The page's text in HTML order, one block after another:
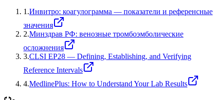
1 .Инвитро: коагулограмма — показатели и референсные
значения
2.Минздрав РФ: венозные тромбоэмболические
осложнения
3.CLSI EP28 — Defining, Establishing, and Verifying
Reference Intervals
4.MedlinePlus: How to Understand Your Lab Results